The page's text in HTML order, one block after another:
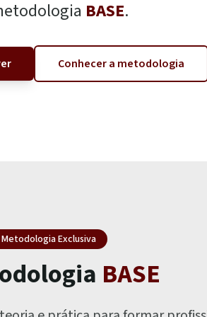
BASE.
Conhecer a metodologia
Metodologia Exclusiva
BASE